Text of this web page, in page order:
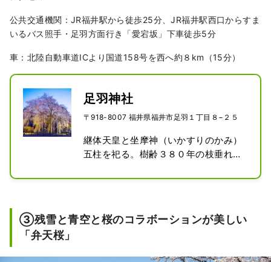
公共交通機関：JR福井駅から徒歩25分、JR福井駅西口からすま
いるバス照手・足羽方面行き「愛宕坂」下車徒歩5分
車：北陸自動車道ICより国道158号を西へ約８km（15分）
足羽神社
〒918-8007 福井県福井市足羽１丁目８−２５
継体天皇と坐摩神（いかすりのかみ）
五柱を祀る。樹齢３８０年の枝垂れ桜
記念物。
③残雪と青空と桜のコラボーションが美しい
「弁天桜」